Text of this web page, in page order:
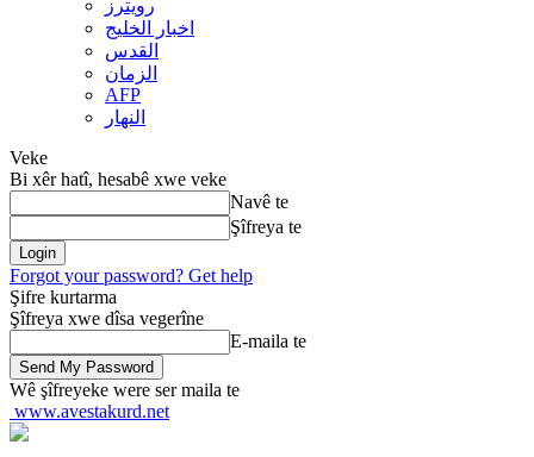
رويترز
اخبار الخلیج
القدس
الزمان
AFP
النهار
Veke
Bi xêr hatî, hesabê xwe veke
Navê te
Şîfreya te
Forgot your password? Get help
Şifre kurtarma
Şîfreya xwe dîsa vegerîne
E-maila te
Wê şîfreyeke were ser maila te
www.avestakurd.net